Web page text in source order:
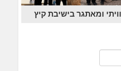
ומאתגר בישיבת קיץ